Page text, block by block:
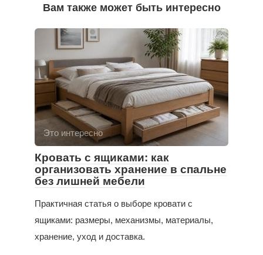
Вам также может быть интересно
Это интересно
Кровать с ящиками: как
организовать хранение в спальне
без лишней мебели
Практичная статья о выборе кровати с
ящиками: размеры, механизмы, материалы,
хранение, уход и доставка.